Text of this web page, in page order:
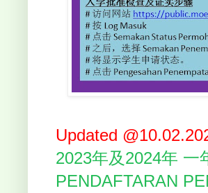
Updated
2023年及2024年 一
PENDAFTARAN